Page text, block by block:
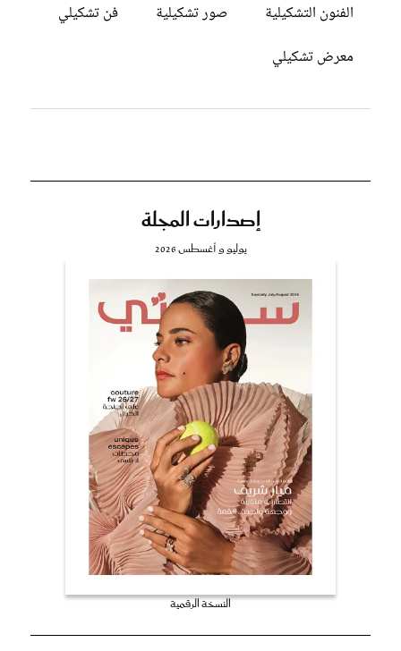
الفنون التشكيلية
صور تشكيلية
فن تشكيلي
معرض تشكيلي
إصدارات المجلة
يوليو و أغسطس 2026
النسخة الرقمية